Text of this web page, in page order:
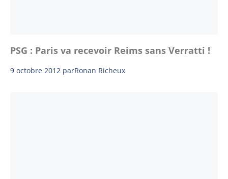
PSG : Paris va recevoir Reims sans Verratti !
9 octobre 2012 parRonan Richeux